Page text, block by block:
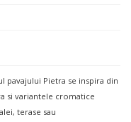
pavajului Pietra se inspira din
si variantele cromatice
terase sau